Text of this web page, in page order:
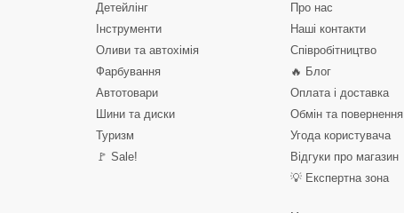
Детейлінг
Інструменти
Оливи та автохімія
Фарбування
Автотовари
Шини та диски
Туризм
🚩 Sale!
Про нас
Наші контакти
Співробітництво
🔥 Блог
Оплата і доставка
Обмін та повернення
Угода користувача
Відгуки про магазин
💡 Експертна зона